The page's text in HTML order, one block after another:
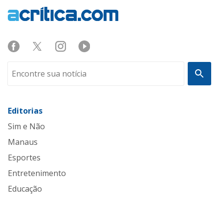
Editorias
Sim e Não
Manaus
Esportes
Entretenimento
Educação